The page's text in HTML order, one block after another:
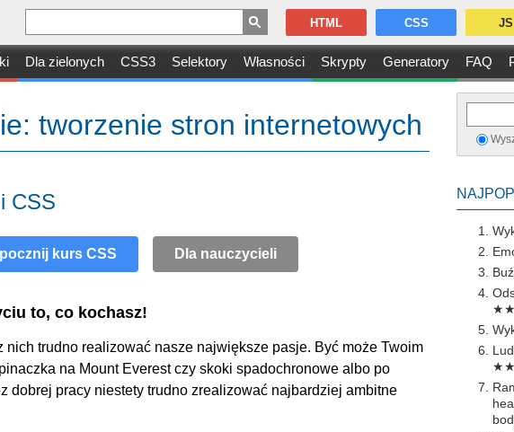
Dla zielonych CSS3 Selektory Własności Skrypty Generatory FAQ
HTML CSS JS
tworzenie stron internetowych
CSS
kurs CSS Dla nauczycieli
to, co kochasz!
trudno realizować nasze największe pasje. Być może Twoim
na Mount Everest czy skoki spadochronowe albo po
dobrej pracy niestety trudno zrealizować najbardziej ambitne